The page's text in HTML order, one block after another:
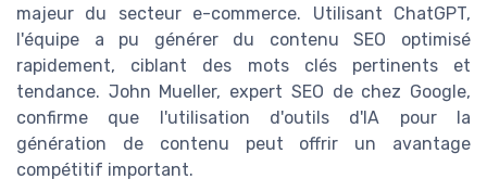
majeur du secteur e-commerce. Utilisant ChatGPT,
l'équipe a pu générer du contenu SEO optimisé
rapidement, ciblant des mots cléspertinents et
tendance. John Mueller, expert SEO de chez Google,
confirme que l'utilisation d'outils d'IA pour la
génération de contenu peut offrir un avantage
compétitif important.